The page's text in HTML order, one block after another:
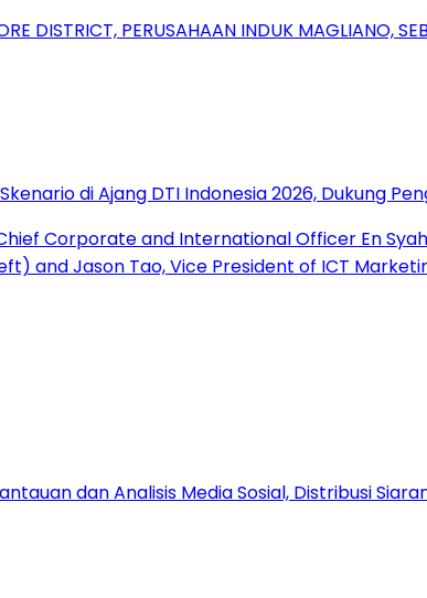
DISTRICT, PERUSAHAAN INDUK MAGLIANO,
di Ajang DTI Indonesia 2026, Dukung
dan Analisis Media Sosial, Distribusi